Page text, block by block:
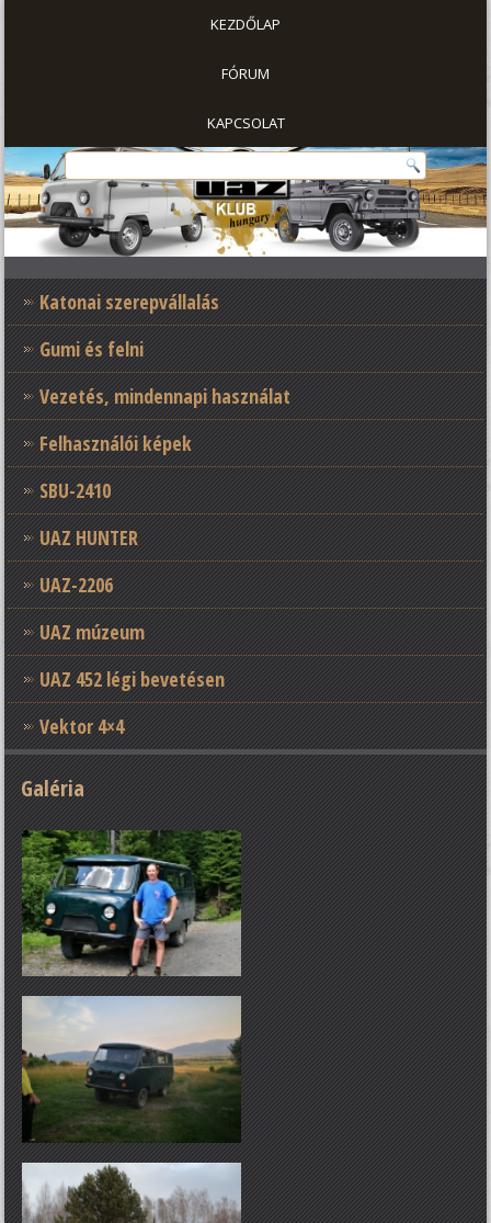
KEZDŐLAP
FÓRUM
KAPCSOLAT
Katonai szerepvállalás
Gumi és felni
Vezetés, mindennapi használat
Felhasználói képek
SBU-2410
UAZ HUNTER
UAZ-2206
UAZ múzeum
UAZ 452 légi bevetésen
Vektor 4×4
Galéria